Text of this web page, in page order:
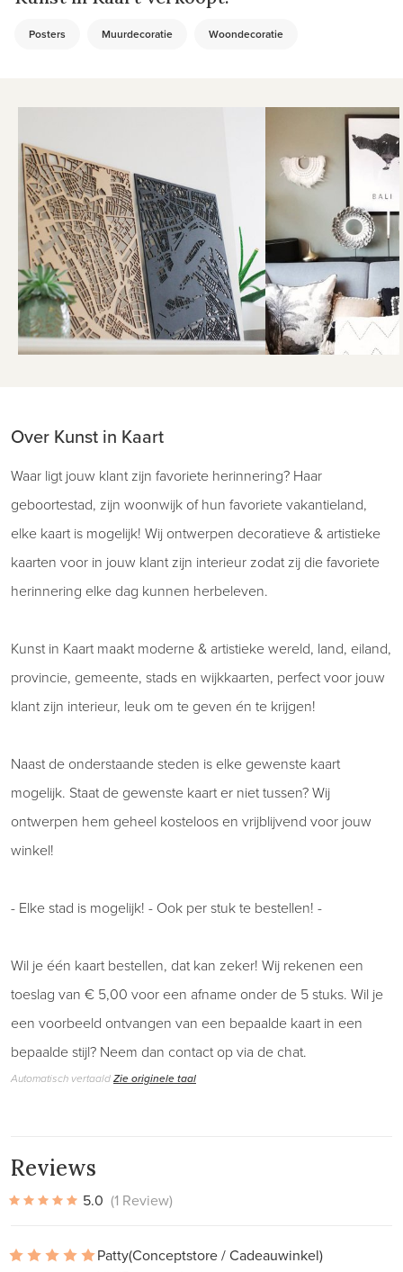
Posters Muurdecoratie Woondecoratie
Over Kunst in Kaart
Waar ligt jouw klant zijn favoriete herinnering? Haar
geboortestad, zijn woonwijk of hun favoriete vakantieland,
elke kaart is mogelijk! Wij ontwerpen decoratieve & artistieke
kaarten voor in jouw klant zijn interieur zodat zij die favoriete
herinnering elke dag kunnen herbeleven.
Kunst in Kaart maakt moderne & artistieke wereld, land, eiland,
provincie, gemeente, stads en wijkkaarten, perfect voor jouw
klant zijn interieur, leuk om te geven én te krijgen!
Naast de onderstaande steden is elke gewenste kaart
mogelijk. Staat de gewenste kaart er niet tussen? Wij
ontwerpen hem geheel kosteloos en vrijblijvend voor jouw
winkel!
- Elke stad is mogelijk! - Ook per stuk te bestellen! -
Wil je één kaart bestellen, dat kan zeker! Wij rekenen een
toeslag van € 5,00 voor een afname onder de 5 stuks. Wil je
een voorbeeld ontvangen van een bepaalde kaart in een
bepaalde stijl? Neem dan contact op via de chat.
Automatisch vertaaldZie originele taal
Reviews
5.0 (1 Review)
Patty(Conceptstore / Cadeauwinkel)